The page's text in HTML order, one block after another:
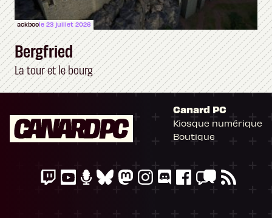
ackboole 23 juillet 2026
Bergfried
La tour et le bourg
Canard PC
Kiosque numérique
Boutique